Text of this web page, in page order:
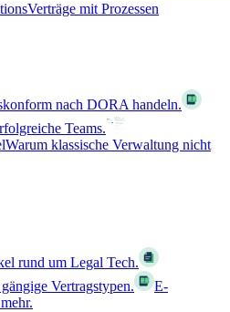
Verträge mit Prozessen
nach DORA handeln.
Teams.
Warum klassische Verwaltung nicht
rund um Legal Tech.
Vertragstypen.
E-